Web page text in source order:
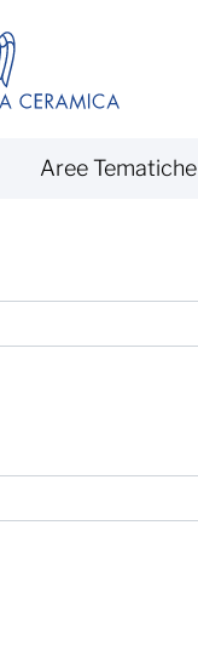
Aree Tematiche